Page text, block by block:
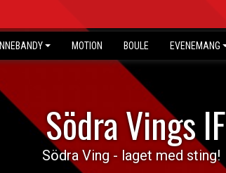
INNEBANDY MOTION BOULE EVENEMANG
Södra Vings IF
Södra Ving - laget med sting!